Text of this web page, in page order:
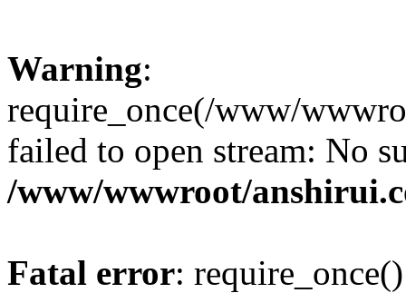
Warning:
require_once(/www/
failed to open stream: No
/www/wwwroot/
Fatal error: